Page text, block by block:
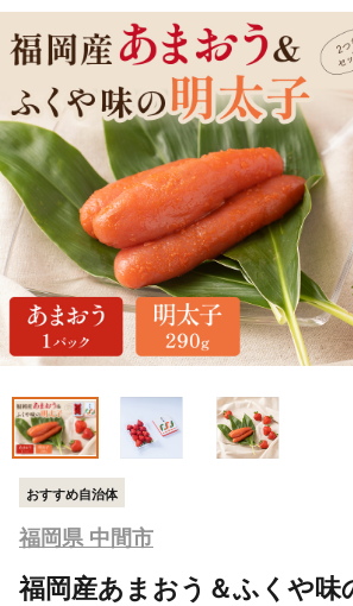
おすすめ自治体
福岡県 中間市
福岡産あまおう＆ふくや味